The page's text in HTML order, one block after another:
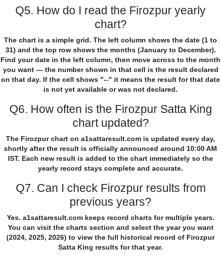
Q5. How do I read the Firozpur yearly
chart?
The chart is a simple grid. The left column shows the date (1 to
31) and the top row shows the months (January to December).
Find your date in the left column, then move across to the month
you want — the number shown in that cell is the result declared
on that day. If the cell shows "--" it means the result for that date
is not yet available or was not declared.
Q6. How often is the Firozpur Satta King
chart updated?
The Firozpur chart on a1sattaresult.com is updated every day,
shortly after the result is officially announced around 10:00 AM
IST. Each new result is added to the chart immediately so the
yearly record stays complete and accurate.
Q7. Can I check Firozpur results from
previous years?
Yes. a1sattaresult.com keeps record charts for multiple years.
You can visit the charts section and select the year you want
(2024, 2025, 2026) to view the full historical record of Firozpur
Satta King results for that year.